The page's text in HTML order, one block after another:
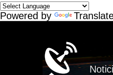
Powered by